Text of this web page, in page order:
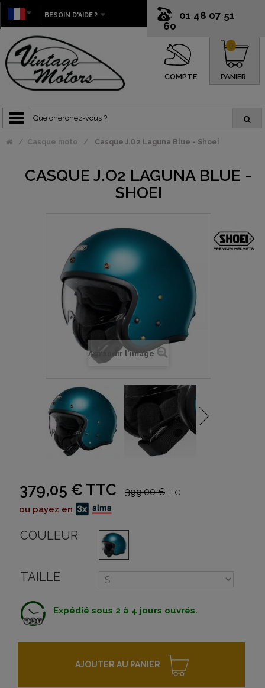
01 48 07 51
60
BESOIN D'AIDE ?
COMPTE PANIER
0
Casque moto Casque J.O2 Laguna Blue - Shoei
CASQUE J.O2 LAGUNA BLUE -
SHOEI
Agrandir l'image
379,05 € TTC 399,00 €TTC
ou payez en
COULEUR
TAILLE
Expédié sous 2 à 4 jours ouvrés.
AJOUTER AU PANIER